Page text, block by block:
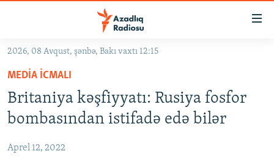
Əsas
qayıt
Əsas
naviqasiyaya
qayıt
Axtarışa
keç
GÜNDƏM
KORRUPSIOMETR
FƏRQƏ BAX
2026, 08 Avqust, şənbə, Bakı vaxtı 12:15
MEDIA ICMALI
Britaniya kəşfiyyatı: Rusiya fosfor
bombasından istifadə edə bilər
Aprel 12, 2022